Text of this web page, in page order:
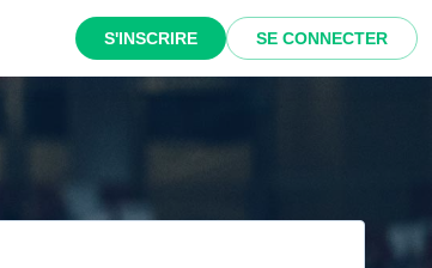
S'INSCRIRE SE CONNECTER